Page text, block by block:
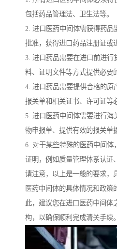
包括药品管理法、卫生法等。
2. 进口医药中间体需获得药品
批准，获得进口药品注册证或
3. 进口药品需要在进口前进行
料、证明文件等方式提供必要
4. 进口药品需要提供合格的原
报关单和相关证书、许可证等
5. 进口医药中间体需要进行海
物申报单、提供有效的报关单
6. 对于某些特殊的医药中间体
证明，例如质量管理体系认证
请注意，以上是一般的要求，
医药中间体的具体情况和政策
此，建议您在进口医药中间体
构，以确保顺利完成清关手续。